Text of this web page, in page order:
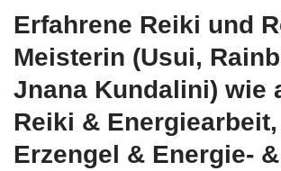
Erfahrene Reiki und
Meisterin (Usui,
Jnana Kundalini) wie
Reiki & Energiearbeit,
Erzengel & Energie- &